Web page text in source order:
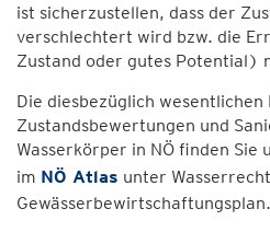
ist sicherzustellen, dass der
verschlechtert wird bzw. die
Zustand oder gutes Potential)
Die diesbezüglich
Zustandsbewertungen und
Wasserkörper in NÖ finden
im NÖ Atlas unter
Gewässerbewirtschaftungsplan.